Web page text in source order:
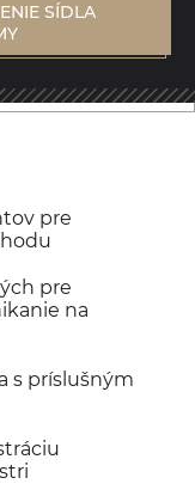
SÍDLA
pre
pre
na
s príslušným